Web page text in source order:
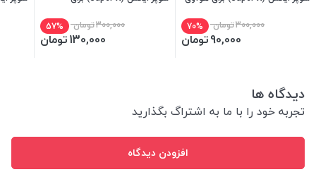
300,000تومان 70%
90,000تومان
300,000تومان 57%
130,000تومان
دیدگاه ها
تجربه خود را با ما به اشتراگ بگذارید
افزودن دیدگاه